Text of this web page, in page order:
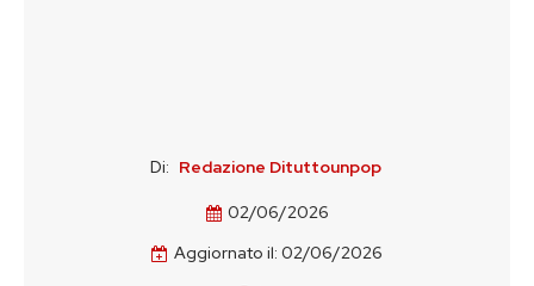
Di: Redazione Dituttounpop
02/06/2026
Aggiornato il: 02/06/2026